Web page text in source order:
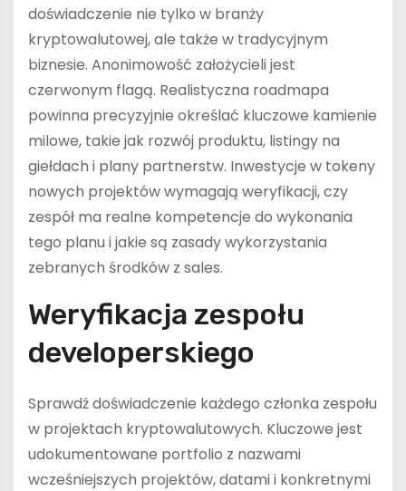
doświadczenie nie tylko w branży
kryptowalutowej, ale także w tradycyjnym
biznesie. Anonimowość założycieli jest
czerwonym flagą. Realistyczna roadmapa
powinna precyzyjnie określać kluczowe kamienie
milowe, takie jak rozwój produktu, listingy na
giełdach i plany partnerstw. Inwestycje w tokeny
nowych projektów wymagają weryfikacji, czy
zespół ma realne kompetencje do wykonania
tego planu i jakie są zasady wykorzystania
zebranych środków z sales.
Weryfikacja zespołu
developerskiego
Sprawdź doświadczenie każdego członka zespołu
w projektach kryptowalutowych. Kluczowe jest
udokumentowane portfolio z nazwami
wcześniejszych projektów, datami i konkretnymi